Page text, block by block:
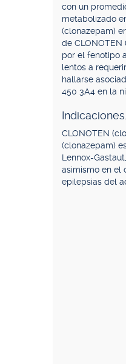
con un
metabolizado
(clonazepam)
de
por el fenotipo
lentos a
hallarse
450 3A4 en la
Indicaciones.
CLONOTEN
(clonazepam)
Lennox-
asimismo en el
epilepsias del